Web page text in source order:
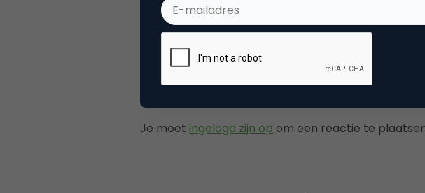
Plaats reactie
Je moet ingelogd zijn op om een reactie te